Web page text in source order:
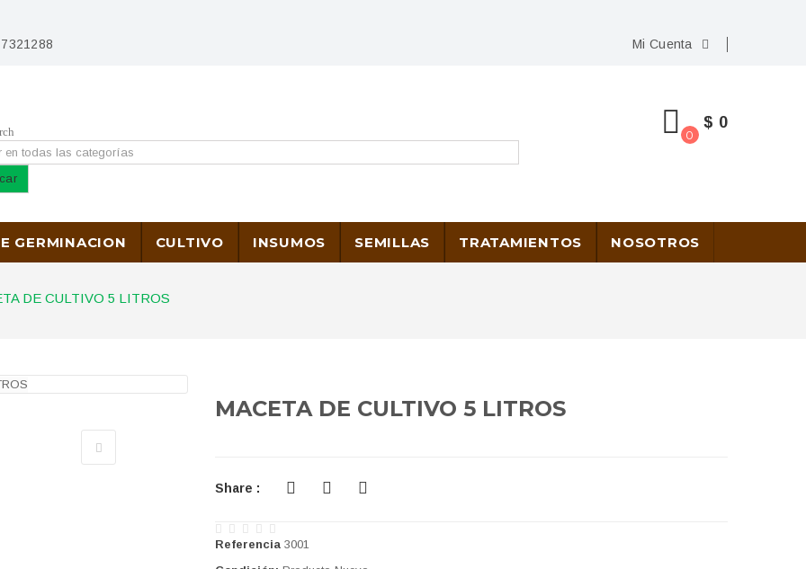
Mi Cuenta
0
$ 0
GERMINACION CULTIVO INSUMOS SEMILLAS TRATAMIENTOS NOSOTROS
DE CULTIVO 5 LITROS
MACETA DE CULTIVO 5 LITROS
Share :
Referencia 3001